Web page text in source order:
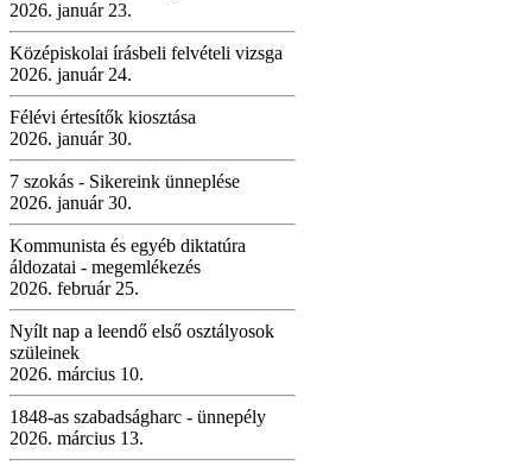
2026. január 23.
Középiskolai írásbeli felvételi vizsga
2026. január 24.
Félévi értesítők kiosztása
2026. január 30.
7 szokás - Sikereink ünneplése
2026. január 30.
Kommunista és egyéb diktatúra
áldozatai - megemlékezés
2026. február 25.
Nyílt nap a leendő első osztályosok
szüleinek
2026. március 10.
1848-as szabadságharc - ünnepély
2026. március 13.